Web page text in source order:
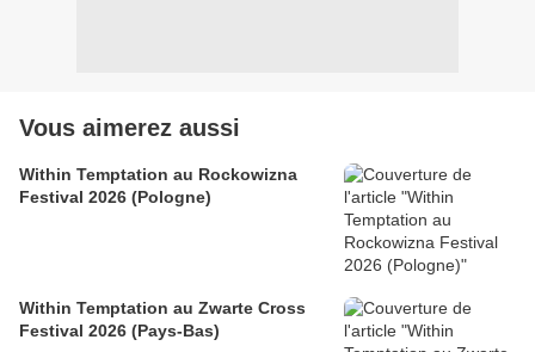
Vous aimerez aussi
Within Temptation au Rockowizna
Festival 2026 (Pologne)
Within Temptation au Zwarte Cross
Festival 2026 (Pays-Bas)